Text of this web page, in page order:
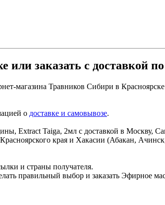
заказать с доставкой
магазина Травников Сибири в
о доставке и самовывозе.
Extract Taiga, 2мл с доставкой в Москву,
края и Хакасии (Абакан,
и страны получателя.
правильный выбор и заказать Эфирное